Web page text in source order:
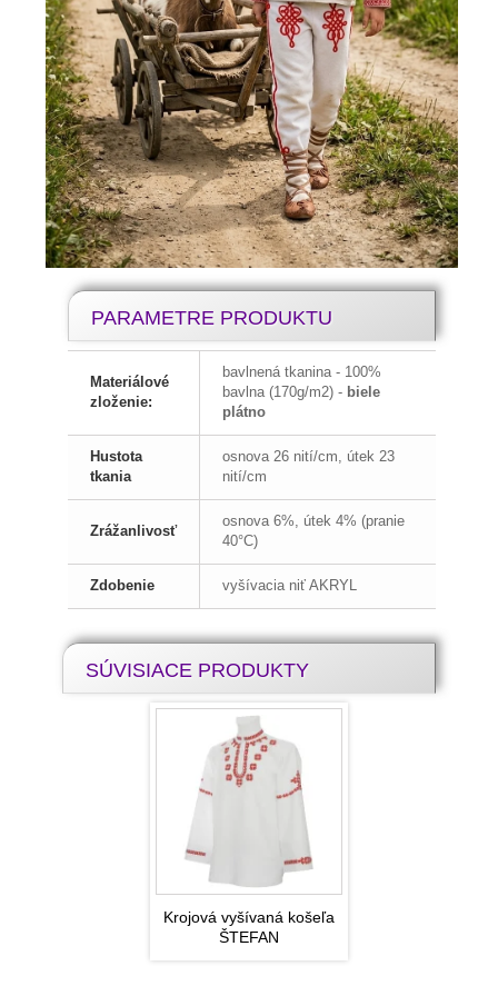
PARAMETRE PRODUKTU
Materiálové
zloženie:
bavlnená tkanina - 100%
bavlna (170g/m2) - biele
plátno
Hustota
tkania
osnova 26 nití/cm, útek 23
nití/cm
Zrážanlivosť
osnova 6%, útek 4% (pranie
40°C)
Zdobenie vyšívacia niť AKRYL
SÚVISIACE PRODUKTY
Krojová vyšívaná košeľa
ŠTEFAN